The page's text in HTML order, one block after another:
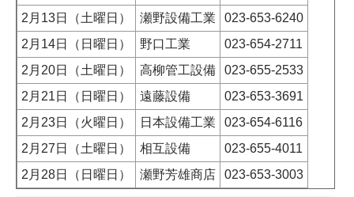
2月13日（土曜日）
瀬野設備工業
023-653-6240
2月14日（日曜日）
野口工業
023-654-2711
2月20日（土曜日）
高柳管工設備
023-655-2533
2月21日（日曜日）
遠藤設備
023-653-3691
2月23日（火曜日）
日本設備工業
023-654-6116
2月27日（土曜日）
相互設備
023-655-4011
2月28日（日曜日）
瀬野芳雄商店 023-653-3003